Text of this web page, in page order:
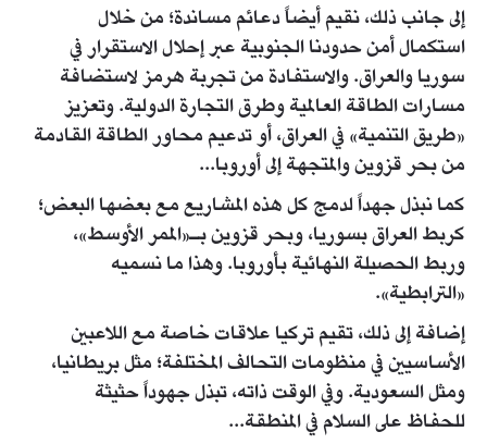
إلى جانب ذلك، نقيم أيضاً دعائم مساندة؛ من خلال
استكمال أمن حدودنا الجنوبية عبر إحلال الاستقرار في
سوريا والعراق. والاستفادة من تجربة هرمز لاستضافة
مسارات الطاقة العالمية وطرق التجارة الدولية. وتعزيز
«طريق التنمية» في العراق، أو تدعيم محاور الطاقة القادمة
من بحر قزوين والمتجهة إلى أوروبا...
كما نبذل جهداً لدمج كل هذه المشاريع مع بعضها البعض؛
كربط العراق بسوريا، وبحر قزوين بـ«الممر الأوسط»،
وربط الحصيلة النهائية بأوروبا. وهذا ما نسميه
«الترابطية».
إضافة إلى ذلك، تقيم تركيا علاقات خاصة مع اللاعبين
الأساسيين في منظومات التحالف المختلفة؛ مثل بريطانيا،
ومثل السعودية. وفي الوقت ذاته، تبذل جهوداً حثيثة
للحفاظ على السلام في المنطقة...